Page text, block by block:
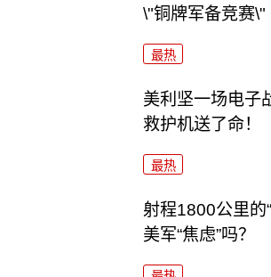
\"铜牌军备竞赛\"
最热
美利坚一场电子
救护机送了命！
最热
射程1800公里的
美军“焦虑”吗？